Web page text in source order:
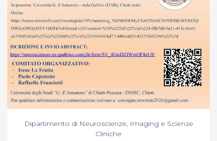
Dipartimento di Neuroscienze, Imaging e Scienze
Cliniche